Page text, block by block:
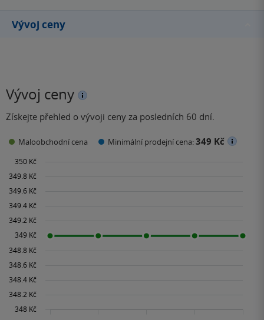
Vývoj ceny
Vývoj ceny
Získejte přehled o vývoji ceny za posledních 60 dní.
Maloobchodní cena Minimální prodejní cena:349 Kč